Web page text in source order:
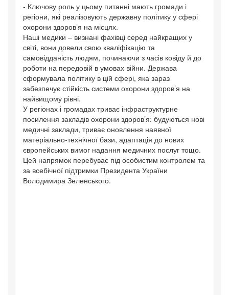
- Ключову роль у цьому питанні мають громади і
регіони, які реалізовують державну політику у сфері
охорони здоровʼя на місцях.
Наші медики – визнані фахівці серед найкращих у
світі, вони довели свою кваліфікацію та
самовідданість людям, починаючи з часів ковіду й до
роботи на передовій в умовах війни. Держава
сформувала політику в цій сфері, яка зараз
забезпечує стійкість системи охорони здоров’я на
найвищому рівні.
У регіонах і громадах триває інфраструктурне
посилення закладів охорони здоров’я: будуються нові
медичні заклади, триває оновлення наявної
матеріально-технічної бази, адаптація до нових
європейських вимог надання медичних послуг тощо.
Цей напрямок перебуває під особистим контролем та
за всебічної підтримки Президента України
Володимира Зеленського.